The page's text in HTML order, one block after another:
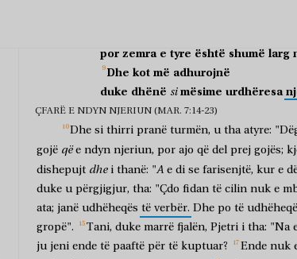
por zemra e tyre është shumë larg
Dhe kot më adhurojnë
duke dhënë si mësime urdhëresa
ÇFARË E NDYN NJERIUN (MAR. 7:14-23)
Dhe si thirri pranë turmën, u tha atyre:
gojë që e ndyn njeriun, por ajo që del prej gojës;
dishepujt dhe i thanë: "A e di se farisenjtë, kur e
duke u përgjigjur, tha: "Çdo fidan të cilin nuk e
ata; janë udhëheqës të verbër. Dhe po të udhëheqë
gropë".
Tani, duke marrë fjalën, Pjetri i tha: "Na
ju jeni ende të paaftë për të kuptuar? Ende nuk